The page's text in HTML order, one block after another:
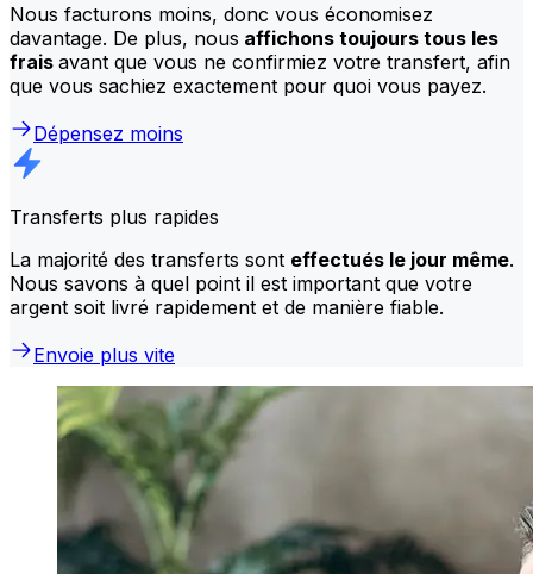
Nous facturons moins, donc vous économisez
davantage. De plus, nous affichons toujours tous les
frais avant que vous ne confirmiez votre transfert, afin
que vous sachiez exactement pour quoi vous payez.
Dépensez moins
Transferts plus rapides
La majorité des transferts sont effectués le jour même.
Nous savons à quel point il est important que votre
argent soit livré rapidement et de manière fiable.
Envoie plus vite